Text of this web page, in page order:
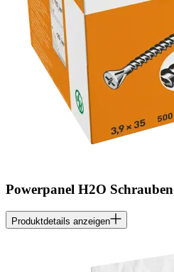
Powerpanel H2O Schrauben
Produktdetails anzeigen